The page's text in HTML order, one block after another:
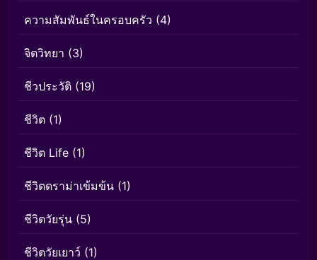
ความสัมพันธ์ในครอบครัว (4)
จิตวิทยา (3)
ชีวประวัติ (19)
ชีวิต (1)
ชีวิต Life (1)
ชีวิตดราม่าเข้มข้น (1)
ชีวิตวัยรุ่น (5)
ชีวิตวัยเยาว์ (1)